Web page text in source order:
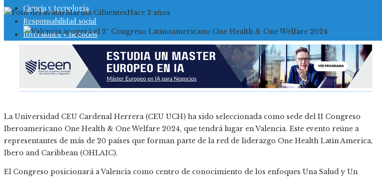
Ciencia y tecnología
Responsabilidad social
Inversiones y negocios
Marina CifuentesHace 2 años
La Universidad CEU Cardenal Herrera (CEU UCH) ha sido seleccionada como sede del II Congreso
Iberoamericano One Health & One Welfare 2024, que tendrá lugar en Valencia. Este evento reúne a
representantes de más de 20 países que forman parte de la red de liderazgo One Health Latin America,
Ibero and Caribbean (OHLAIC).
El Congreso posicionará a Valencia como centro de conocimiento de los enfoques Una Salud y Un